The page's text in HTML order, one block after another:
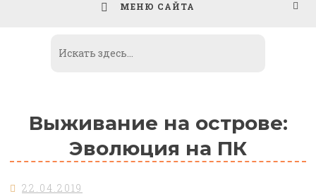
МЕНЮ САЙТА
Выживание на острове:
Эволюция на ПК
22.04.2019